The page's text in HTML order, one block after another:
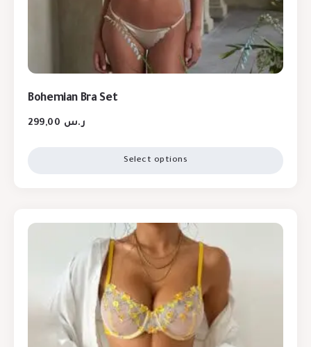
Bohemian Bra Set
ر.س
Select options